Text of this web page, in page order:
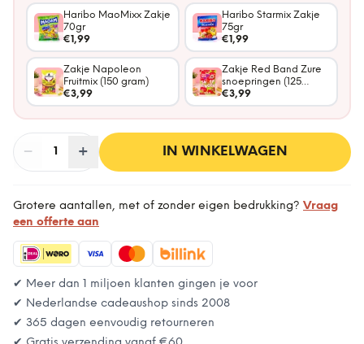
Haribo MaoMixx Zakje
70gr
€1,99
Haribo Starmix Zakje
75gr
€1,99
Zakje Napoleon
Fruitmix (150 gram)
€3,99
Zakje Red Band Zure
snoepringen (125
gram)
€3,99
− Aantal
1 + IN WINKELWAGEN
Grotere aantallen, met of zonder eigen bedrukking? Vraag
een offerte aan
✔ Meer dan 1 miljoen klanten gingen je voor
✔ Nederlandse cadeaushop sinds 2008
✔ 365 dagen eenvoudig retourneren